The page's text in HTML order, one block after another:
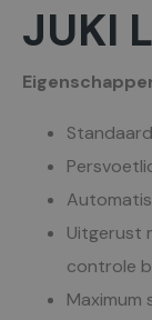
JUKI
Uitgerust
controle
Maximum